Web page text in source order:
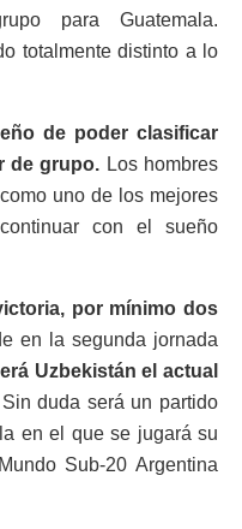
para Guatemala.
totalmente distinto a lo
de poder clasificar
de grupo. Los hombres
uno de los mejores
con el sueño
por mínimo dos
en la segunda jornada
Uzbekistán el actual
Sin duda será un partido
en el que se jugará su
Sub-20 Argentina